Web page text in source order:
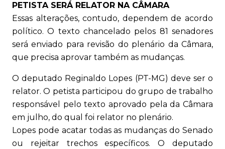
PETISTA SERÁ RELATOR NA CÂMARA
Essas alterações, contudo, dependem de acordo
político. O texto chancelado pelos 81 senadores
será enviado para revisão do plenário da Câmara,
que precisa aprovar também as mudanças.
O deputado Reginaldo Lopes (PT-MG) deve ser o
relator. O petista participou do grupo de trabalho
responsável pelo texto aprovado pela da Câmara
em julho, do qual foi relator no plenário.
Lopes pode acatar todas as mudanças do Senado
ou rejeitar trechos específicos. O deputado